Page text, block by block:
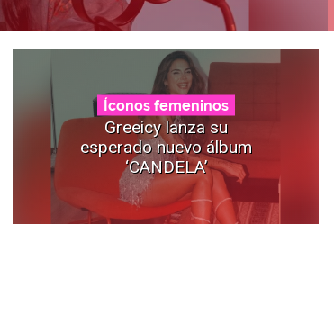
Íconos femeninos
Greeicy lanza su
esperado nuevo álbum
‘CANDELA’